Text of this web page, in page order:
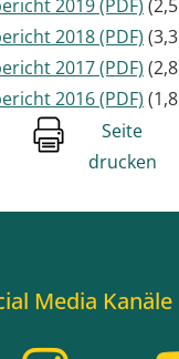
2019(PDF) (2,5
2018(PDF) (3,3
2017(PDF) (2,8
2016(PDF) (1,8
Seite
drucken
Media Kanäle